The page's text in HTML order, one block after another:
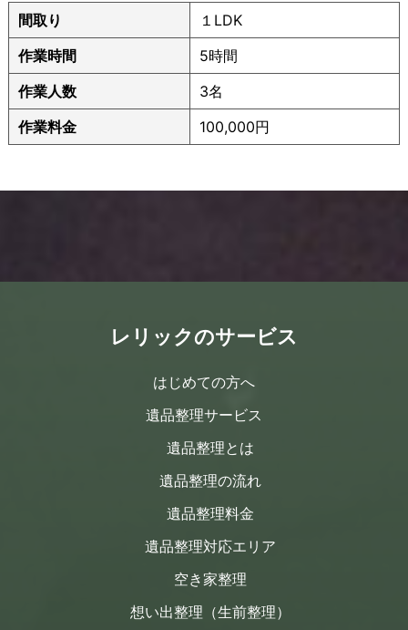
間取り
１LDK
作業時間
5時間
作業人数
3名
作業料金
100,000円
レリックのサービス
はじめての方へ
遺品整理サービス
遺品整理とは
遺品整理の流れ
遺品整理料金
遺品整理対応エリア
空き家整理
想い出整理（生前整理）